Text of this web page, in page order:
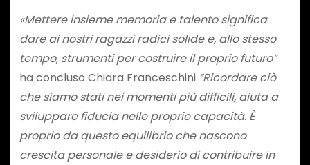
«Mettere insieme memoria e talento significa
dare ai nostri ragazzi radici solide e, allo stesso
tempo, strumenti per costruire il proprio futuro”
ha concluso Chiara Franceschini “Ricordare ciò
che siamo stati nei momenti più difficili, aiuta a
sviluppare fiducia nelle proprie capacità. È
proprio da questo equilibrio che nascono
crescita personale e desiderio di contribuire in